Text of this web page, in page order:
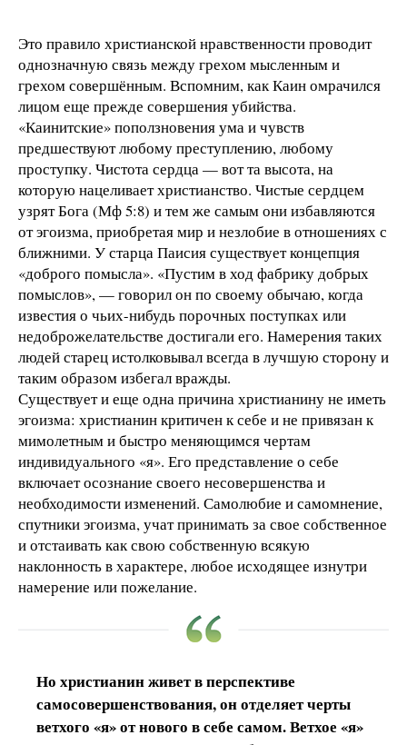
Это правило христианской нравственности проводит
однозначную связь между грехом мысленным и
грехом совершённым. Вспомним, как Каин омрачился
лицом еще прежде совершения убийства.
«Каинитские» поползновения ума и чувств
предшествуют любому преступлению, любому
проступку. Чистота сердца — вот та высота, на
которую нацеливает христианство. Чистые сердцем
узрят Бога (Мф 5:8) и тем же самым они избавляются
от эгоизма, приобретая мир и незлобие в отношениях с
ближними. У старца Паисия существует концепция
«доброго помысла». «Пустим в ход фабрику добрых
помыслов», — говорил он по своему обычаю, когда
известия о чьих-нибудь порочных поступках или
недоброжелательстве достигали его. Намерения таких
людей старец истолковывал всегда в лучшую сторону и
таким образом избегал вражды.
Существует и еще одна причина христианину не иметь
эгоизма: христианин критичен к себе и не привязан к
мимолетным и быстро меняющимся чертам
индивидуального «я». Его представление о себе
включает осознание своего несовершенства и
необходимости изменений. Самолюбие и самомнение,
спутники эгоизма, учат принимать за свое собственное
и отстаивать как свою собственную всякую
наклонность в характере, любое исходящее изнутри
намерение или пожелание.
Но христианин живет в перспективе
самосовершенствования, он отделяет черты
ветхого «я» от нового в себе самом. Ветхое «я»